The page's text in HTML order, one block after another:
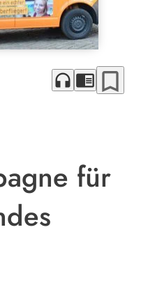
headphones chrome_reader_mode bookmark_border
für